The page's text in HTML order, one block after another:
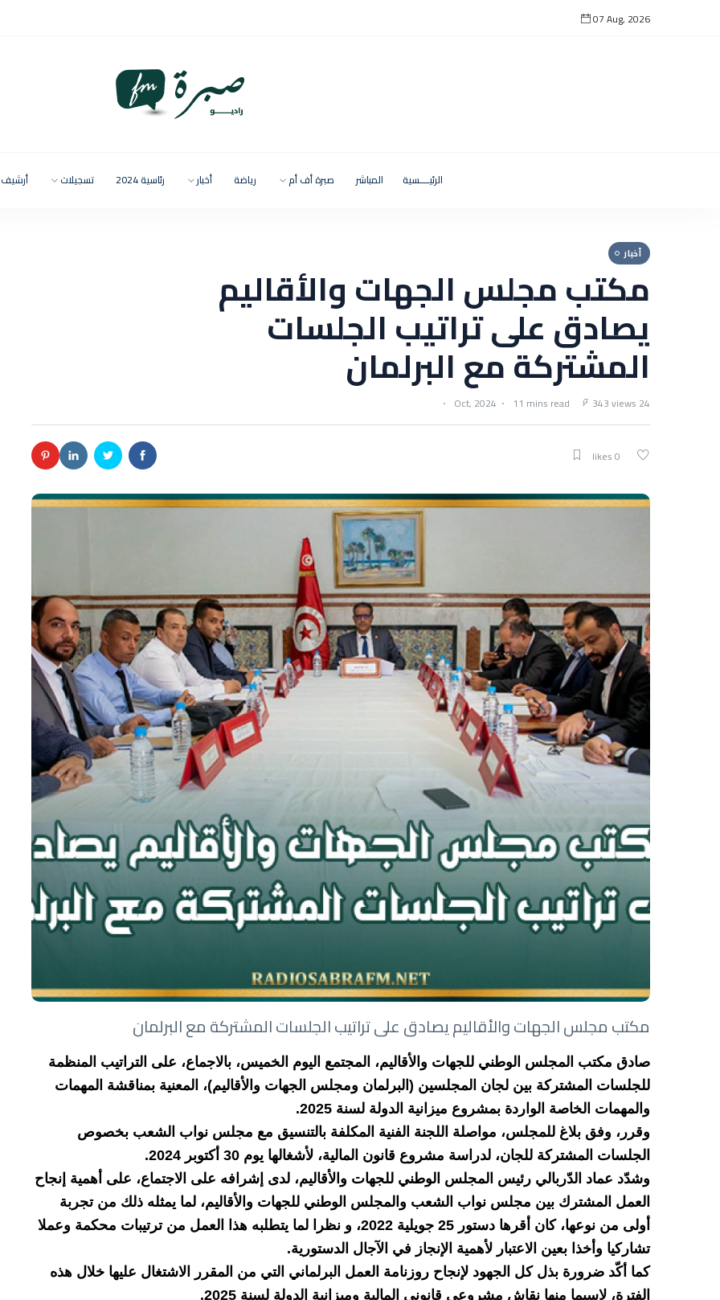
07 Aug, 2026
الرئيــــسية المباشر صبرة أف أم رياضة أخبار رئاسية 2024 تسجيلات أرشيف
أخبار
مكتب مجلس الجهات والأقاليم
يصادق على تراتيب الجلسات
المشتركة مع البرلمان
24 Oct, 2024
11 mins read 343 views
مكتب مجلس الجهات والأقاليم يصادق على تراتيب الجلسات المشتركة مع البرلمان
صادق مكتب المجلس الوطني للجهات والأقاليم، المجتمع اليوم الخميس، بالاجماع، على التراتيب المنظمة
للجلسات المشتركة بين لجان المجلسين (البرلمان ومجلس الجهات والأقاليم)، المعنية بمناقشة المهمات
والمهمات الخاصة الواردة بمشروع ميزانية الدولة لسنة 2025.
وقرر، وفق بلاغ للمجلس، مواصلة اللجنة الفنية المكلفة بالتنسيق مع مجلس نواب الشعب بخصوص
الجلسات المشتركة للجان، لدراسة مشروع قانون المالية، لأشغالها يوم 30 أكتوبر 2024.
وشدّد عماد الدّربالي رئيس المجلس الوطني للجهات والأقاليم، لدى إشرافه على الاجتماع، على أهمية إنجاح
العمل المشترك بين مجلس نواب الشعب والمجلس الوطني للجهات والأقاليم، لما يمثله ذلك من تجربة
أولى من نوعها، كان أقرها دستور 25 جويلية 2022، و نظرا لما يتطلبه هذا العمل من ترتيبات محكمة وعملا
تشاركيا وأخذا بعين الاعتبار لأهمية الإنجاز في الآجال الدستورية.
كما أكّد ضرورة بذل كل الجهود لإنجاح روزنامة العمل البرلماني التي من المقرر الاشتغال عليها خلال هذه
الفترة، لاسيما منها نقاش مشروعي قانوني المالية وميزانية الدولة لسنة 2025.